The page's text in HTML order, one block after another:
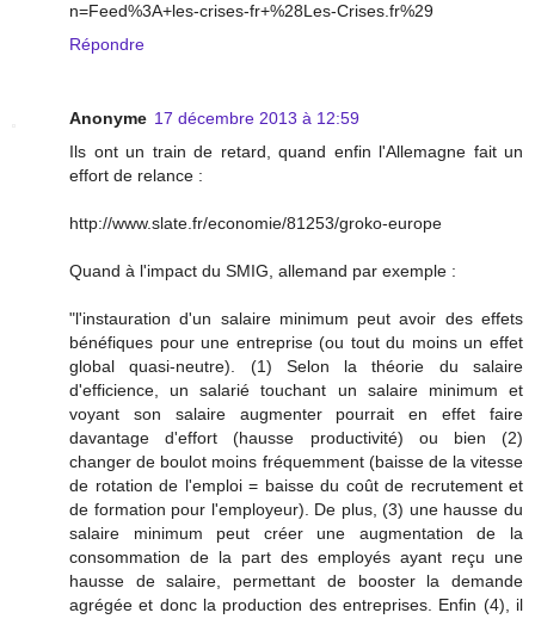
n=Feed%3A+les-crises-fr+%28Les-Crises.fr%29
Répondre
Anonyme 17 décembre 2013 à 12:59
Ils ont un train de retard, quand enfin l'Allemagne fait un
effort de relance :
http://www.slate.fr/economie/81253/groko-europe
Quand à l'impact du SMIG, allemand par exemple :
"l'instauration d'un salaire minimum peut avoir des effets
bénéfiques pour une entreprise (ou tout du moins un effet
global quasi-neutre). (1) Selon la théorie du salaire
d'efficience, un salarié touchant un salaire minimum et
voyant son salaire augmenter pourrait en effet faire
davantage d'effort (hausse productivité) ou bien (2)
changer de boulot moins fréquemment (baisse de la vitesse
de rotation de l'emploi = baisse du coût de recrutement et
de formation pour l'employeur). De plus, (3) une hausse du
salaire minimum peut créer une augmentation de la
consommation de la part des employés ayant reçu une
hausse de salaire, permettant de booster la demande
agrégée et donc la production des entreprises. Enfin (4), il